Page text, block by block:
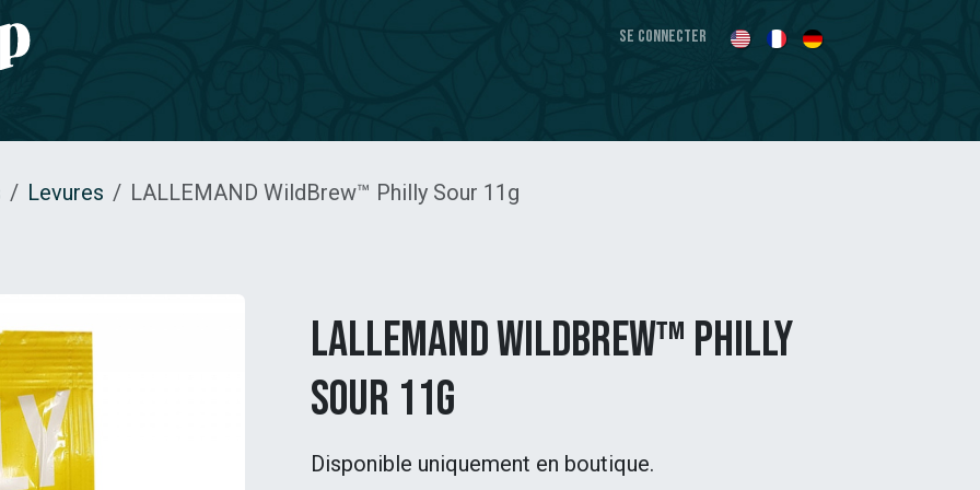
Se connecter
Levures LALLEMAND WildBrew™ Philly Sour 11g
LALLEMAND WildBrew™ Philly
Sour 11g
Disponible uniquement en boutique.